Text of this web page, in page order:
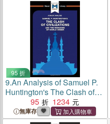
95 折
9.An Analysis of Samuel P.
Huntington's The Clash of
Civilizations and the
Remaking of World Order
95 1234
無庫存